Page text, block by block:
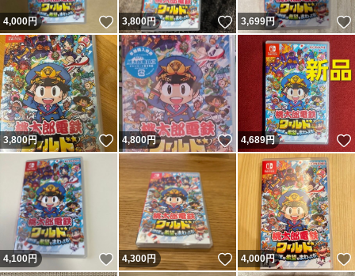
4,000円 いいね！
3,800円 いいね！
3,699円
3,800円 いいね！
4,800円 いいね！
4,689円
4,100円 いいね！
4,300円 いいね！
4,000円